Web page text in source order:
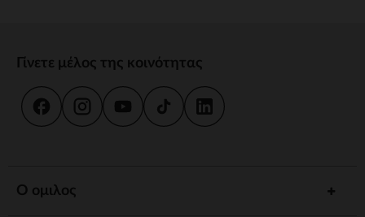
Γίνετε μέλος της κοινότητας
Ο ομιλος